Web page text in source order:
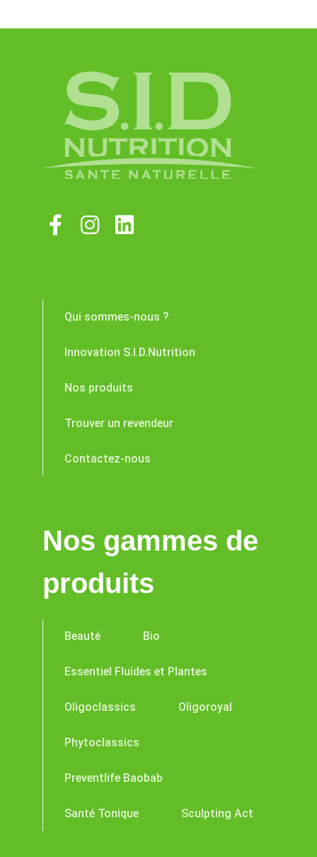
Qui sommes-nous ?
Innovation S.I.D.Nutrition
Nos produits
Trouver un revendeur
Contactez-nous
Nos gammes de
produits
Beauté Bio
Essentiel Fluides et Plantes
Oligoclassics Oligoroyal
Phytoclassics
Preventlife Baobab
Santé Tonique Sculpting Act